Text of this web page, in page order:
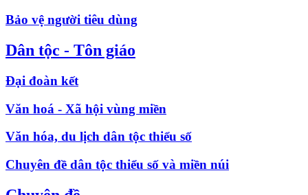
Bảo vệ người tiêu dùng
Dân tộc - Tôn giáo
Đại đoàn kết
Văn hoá - Xã hội vùng miền
Văn hóa, du lịch dân tộc thiểu số
Chuyên đề dân tộc thiểu số và miền núi